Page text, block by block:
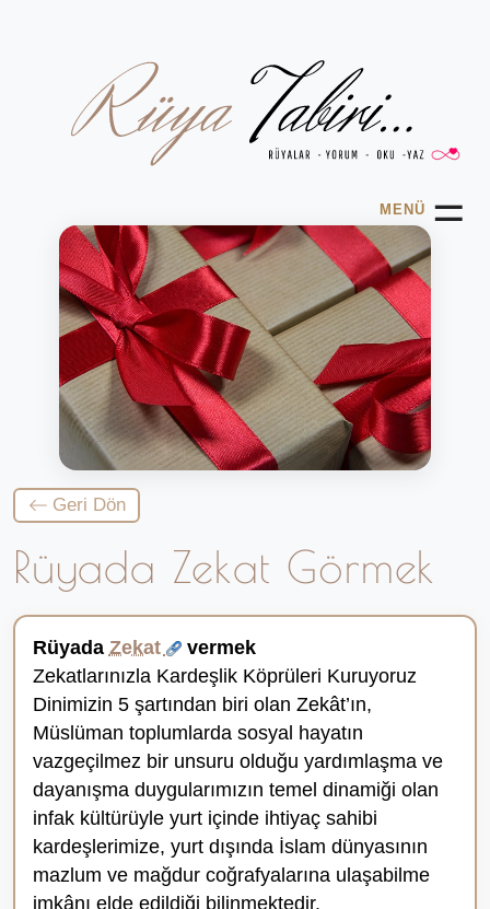
MENÜ ☰
Geri Dön
Rüyada Zekat Görmek
Rüyada Zekat
vermek
Zekatlarınızla Kardeşlik Köprüleri Kuruyoruz
Dinimizin 5 şartından biri olan Zekât’ın,
Müslüman toplumlarda sosyal hayatın
vazgeçilmez bir unsuru olduğu yardımlaşma ve
dayanışma duygularımızın temel dinamiği olan
infak kültürüyle yurt içinde ihtiyaç sahibi
kardeşlerimize, yurt dışında İslam dünyasının
mazlum ve mağdur coğrafyalarına ulaşabilme
imkânı elde edildiği bilinmektedir.